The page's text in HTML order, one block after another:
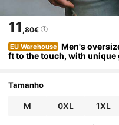
11 ,80€
EU Warehouse Men's
ft to the touch, with
Tamanho
M 0XL 1XL